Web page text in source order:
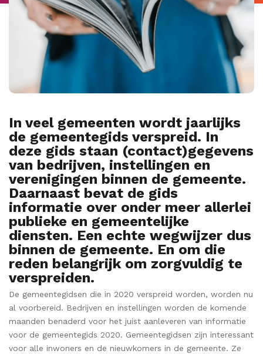
In veel gemeenten wordt jaarlijks
de gemeentegids verspreid. In
deze gids staan (contact)gegevens
van bedrijven, instellingen en
verenigingen binnen de gemeente.
Daarnaast bevat de gids
informatie over onder meer allerlei
publieke en gemeentelijke
diensten. Een echte wegwijzer dus
binnen de gemeente. En om die
reden belangrijk om zorgvuldig te
verspreiden.
De gemeentegidsen die in 2020 verspreid worden, worden nu
al voorbereid. Bedrijven en instellingen worden de komende
maanden benaderd voor het juist aanleveren van informatie
voor de gemeentegids 2020. Gemeentegidsen zijn interessant
voor alle inwoners en de nieuwkomers in de gemeente. Ze